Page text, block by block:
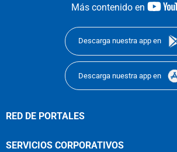
Más contenido en
Descarga nuestra app en
Descarga nuestra app en
RED DE PORTALES
SERVICIOS CORPORATIVOS